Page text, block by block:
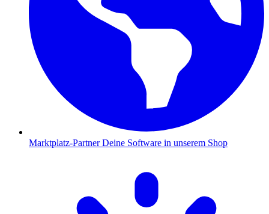
Marktplatz-Partner Deine Software in unserem Shop